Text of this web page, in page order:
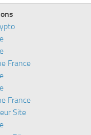
France
France
Site